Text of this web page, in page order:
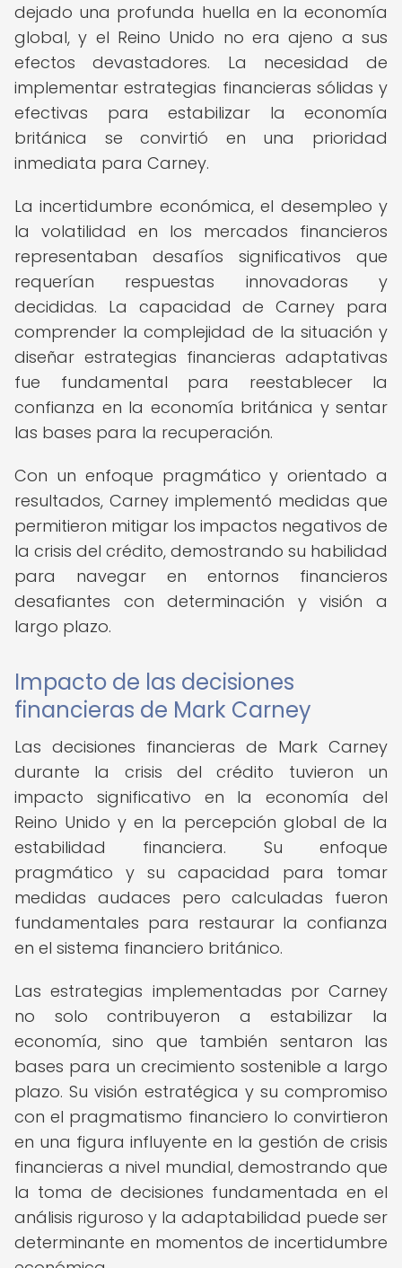
dejado una profunda huella en la economía
global, y el Reino Unido no era ajeno a sus
efectos devastadores. La necesidad de
implementar estrategias financieras sólidas y
efectivas para estabilizar la economía
británica se convirtió en una prioridad
inmediata para Carney.
La incertidumbre económica, el desempleo y
la volatilidad en los mercados financieros
representaban desafíos significativos que
requerían respuestas innovadoras y
decididas. La capacidad de Carney para
comprender la complejidad de la situación y
diseñar estrategias financieras adaptativas
fue fundamental para reestablecer la
confianza en la economía británica y sentar
las bases para la recuperación.
Con un enfoque pragmático y orientado a
resultados, Carney implementó medidas que
permitieron mitigar los impactos negativos de
la crisis del crédito, demostrando su habilidad
para navegar en entornos financieros
desafiantes con determinación y visión a
largo plazo.
Impacto de las decisiones
financieras de Mark Carney
Las decisiones financieras de Mark Carney
durante la crisis del crédito tuvieron un
impacto significativo en la economía del
Reino Unido y en la percepción global de la
estabilidad financiera. Su enfoque
pragmático y su capacidad para tomar
medidas audaces pero calculadas fueron
fundamentales para restaurar la confianza
en el sistema financiero británico.
Las estrategias implementadas por Carney
no solo contribuyeron a estabilizar la
economía, sino que también sentaron las
bases para un crecimiento sostenible a largo
plazo. Su visión estratégica y su compromiso
con el pragmatismo financiero lo convirtieron
en una figura influyente en la gestión de crisis
financieras a nivel mundial, demostrando que
la toma de decisiones fundamentada en el
análisis riguroso y la adaptabilidad puede ser
determinante en momentos de incertidumbre